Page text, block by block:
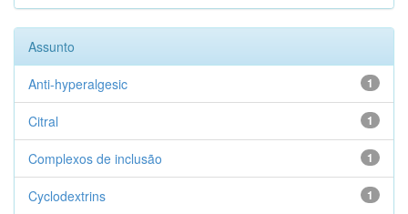
Assunto
1
Anti-hyperalgesic
1
Citral
1
Complexos de inclusão
1
Cyclodextrins